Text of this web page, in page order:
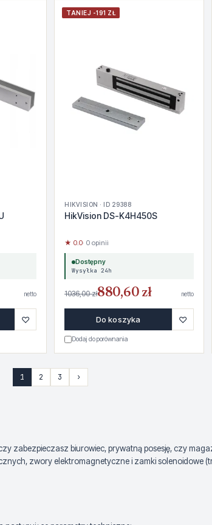
netto
♡
TANIEJ -191 ZŁ
HIKVISION · ID 29388
HikVision DS-K4H450S
★ 0.0· 0 opinii
Dostępny
Wysyłka 24h
1036,00 zł880,60 zł netto
Do koszyka ♡
Dodaj do porównania
1 2 3 ›
zabezpieczasz biurowiec, prywatną posesję, czy
zwory elektromagnetyczne i zamki solenoidowe